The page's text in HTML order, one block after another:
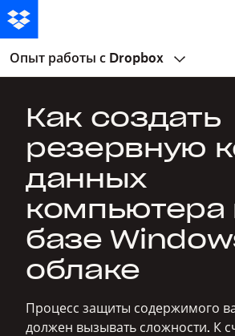
Опыт работы с Dropbox
Как создать
резервную
данных
компьютера
базе
облаке
Процесс защиты содержимого
должен вызывать сложности. К